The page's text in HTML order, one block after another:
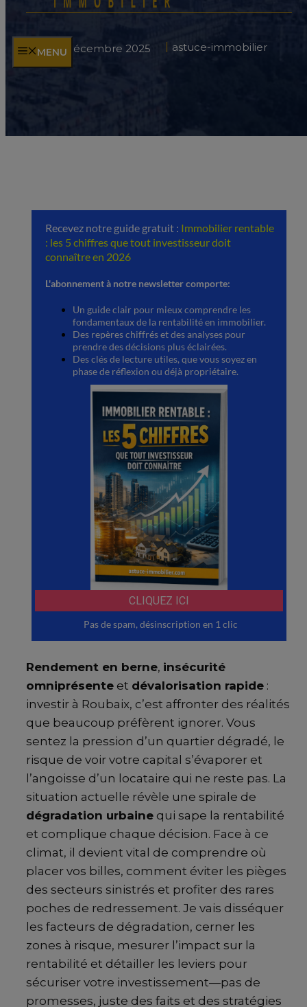
MENU30 décembre 2025 astuce-immobilier
Rendement en berne, insécurité
omniprésente et dévalorisation rapide :
investir à Roubaix, c’est affronter des réalités
que beaucoup préfèrent ignorer. Vous
sentez la pression d’un quartier dégradé, le
risque de voir votre capital s’évaporer et
l’angoisse d’un locataire qui ne reste pas. La
situation actuelle révèle une spirale de
dégradation urbaine qui sape la rentabilité
et complique chaque décision. Face à ce
climat, il devient vital de comprendre où
placer vos billes, comment éviter les pièges
des secteurs sinistrés et profiter des rares
poches de redressement. Je vais disséquer
les facteurs de dégradation, cerner les
zones à risque, mesurer l’impact sur la
rentabilité et détailler les leviers pour
sécuriser votre investissement—pas de
promesses, juste des faits et des stratégies